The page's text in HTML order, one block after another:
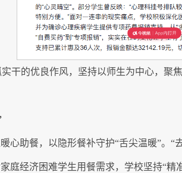
干的优良作风，坚持以师生为中心，聚
心助餐，以隐形餐补守护“舌尖温暖”。
庭经济困难学生用餐需求，学校坚持“